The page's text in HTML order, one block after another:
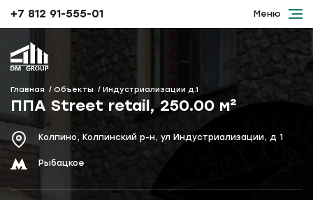
+7 812 91-555-01 Меню
Главная Объекты Индустриализации д.1
ППА Street retail, 250.00 м²
Колпино, Колпинский р-н, ул Индустриализации, д 1
Рыбацкое